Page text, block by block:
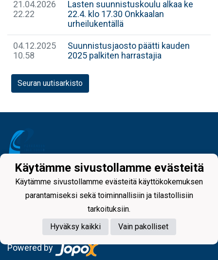
21.04.2026
22.22
Lasten suunnistuskoulu alkaa ke
22.4. klo 17.30 Onkkaalan
urheilukentällä
04.12.2025
10.58
Suunnistusjaosto päätti kauden
2025 palkiten harrastajia
Seuran uutisarkisto
Tietosuojaseloste
Powered by
Käytämme sivustollamme evästeitä
Käytämme sivustollamme evästeitä käyttökokemuksen
parantamiseksi sekä toiminnallisiin ja tilastollisiin
tarkoituksiin.
Hyväksy kaikki
Vain pakolliset